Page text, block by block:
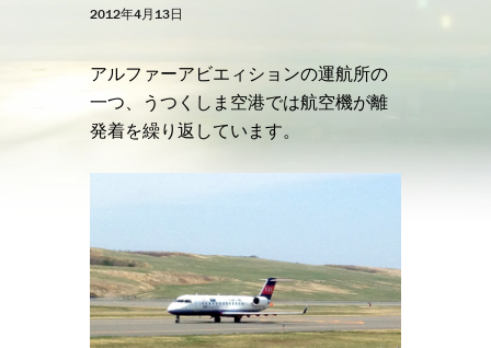
2012年4月13日
アルファーアビエィションの運航所の
一つ、うつくしま空港では航空機が離
発着を繰り返しています。